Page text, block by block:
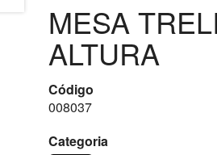
MESA
ALTURA
Código
008037
Categoria